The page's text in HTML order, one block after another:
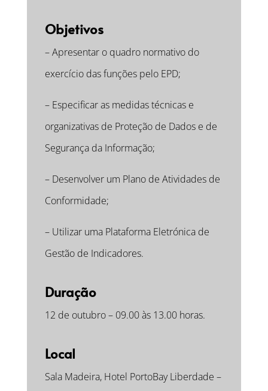
Objetivos
– Apresentar o quadro normativo do
exercício das funções pelo EPD;
– Especificar as medidas técnicas e
organizativas de Proteção de Dados e de
Segurança da Informação;
– Desenvolver um Plano de Atividades de
Conformidade;
– Utilizar uma Plataforma Eletrónica de
Gestão de Indicadores.
Duração
12 de outubro – 09.00 às 13.00 horas.
Local
Sala Madeira, Hotel PortoBay Liberdade –